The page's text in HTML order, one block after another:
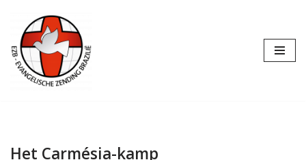
Ga
naar
de
inhoud
Het Carmésia-kamp